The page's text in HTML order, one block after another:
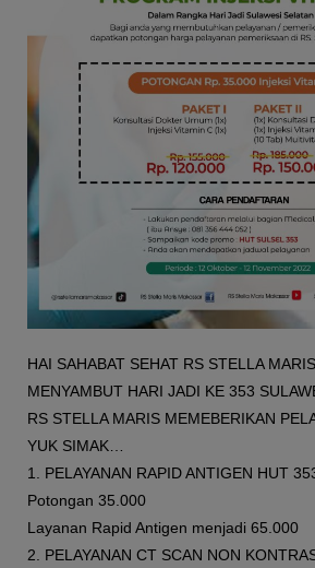
HAI SAHABAT SEHAT RS STELLA
MENYAMBUT HARI JADI KE 353
RS STELLA MARIS MEMEBERIKAN
YUK SIMAK…
1. PELAYANAN RAPID ANTIGEN HUT
Potongan 35.000
Layanan Rapid Antigen menjadi 65.000
2. PELAYANAN CT SCAN NON